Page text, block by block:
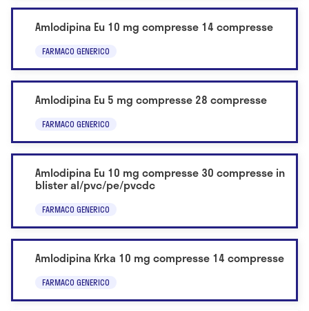
Amlodipina Eu 10 mg compresse 14 compresse
FARMACO GENERICO
Amlodipina Eu 5 mg compresse 28 compresse
FARMACO GENERICO
Amlodipina Eu 10 mg compresse 30 compresse in
blister al/pvc/pe/pvcdc
FARMACO GENERICO
Amlodipina Krka 10 mg compresse 14 compresse
FARMACO GENERICO